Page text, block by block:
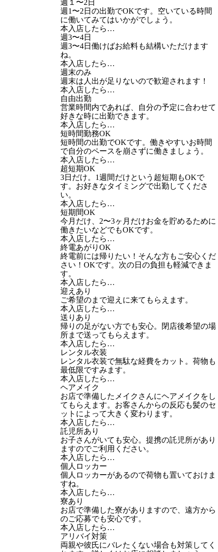
週１〜2日
週1〜2日の出勤でOKです。空いている時間
に働いてみてはいかがでしょう。
本入店したら…
週3〜4日
週3〜4日働けばお給料も結構いただけます
ね。
本入店したら…
週末のみ
週末は人出が足りないので歓迎されます！
本入店したら…
自由出勤
営業時間内であれば、自分の予定に合わせて
好きな時に出勤できます。
本入店したら…
短時間勤務OK
短時間の出勤でOKです。働きやすいお時間
で自分のペースを崩さずに働きましょう。
本入店したら…
超短期OK
3日だけ。1週間だけという超短期もOKで
す。お好きなタイミングで出勤してくださ
い。
本入店したら…
短期間OK
今月だけ、2〜3ヶ月だけお金を貯めるために
働きたいなどでもOKです。
本入店したら…
終電あがりOK
終電前には帰りたい！そんな方もご安心くだ
さい！OKです。次の日の負担も軽減できま
す。
本入店したら…
迎えあり
ご希望のまで迎えに来てもらえます。
本入店したら…
送りあり
帰りの足がない方でも安心。閉店後希望の場
所まで送ってもらえます。
本入店したら…
レンタル衣装
レンタル衣装で無駄な経費をカット。荷物も
最低限ですみます。
本入店したら…
ヘアメイク
お店で準備したメイクさんにヘアメイクをし
てもらえます。お客さんからの反応も髪のセ
ットによって大きく変わります。
本入店したら…
託児所あり
お子さんがいても安心。提携の託児所があり
ますのでご利用ください。
本入店したら…
個人ロッカー
個人ロッカーがあるので荷物も置いておけま
すね。
本入店したら…
寮あり
お店で準備した寮がありますので、遠方から
のご応募でも安心です。
本入店したら…
アリバイ対策
両親や彼氏にバレたくない場合も対策してく